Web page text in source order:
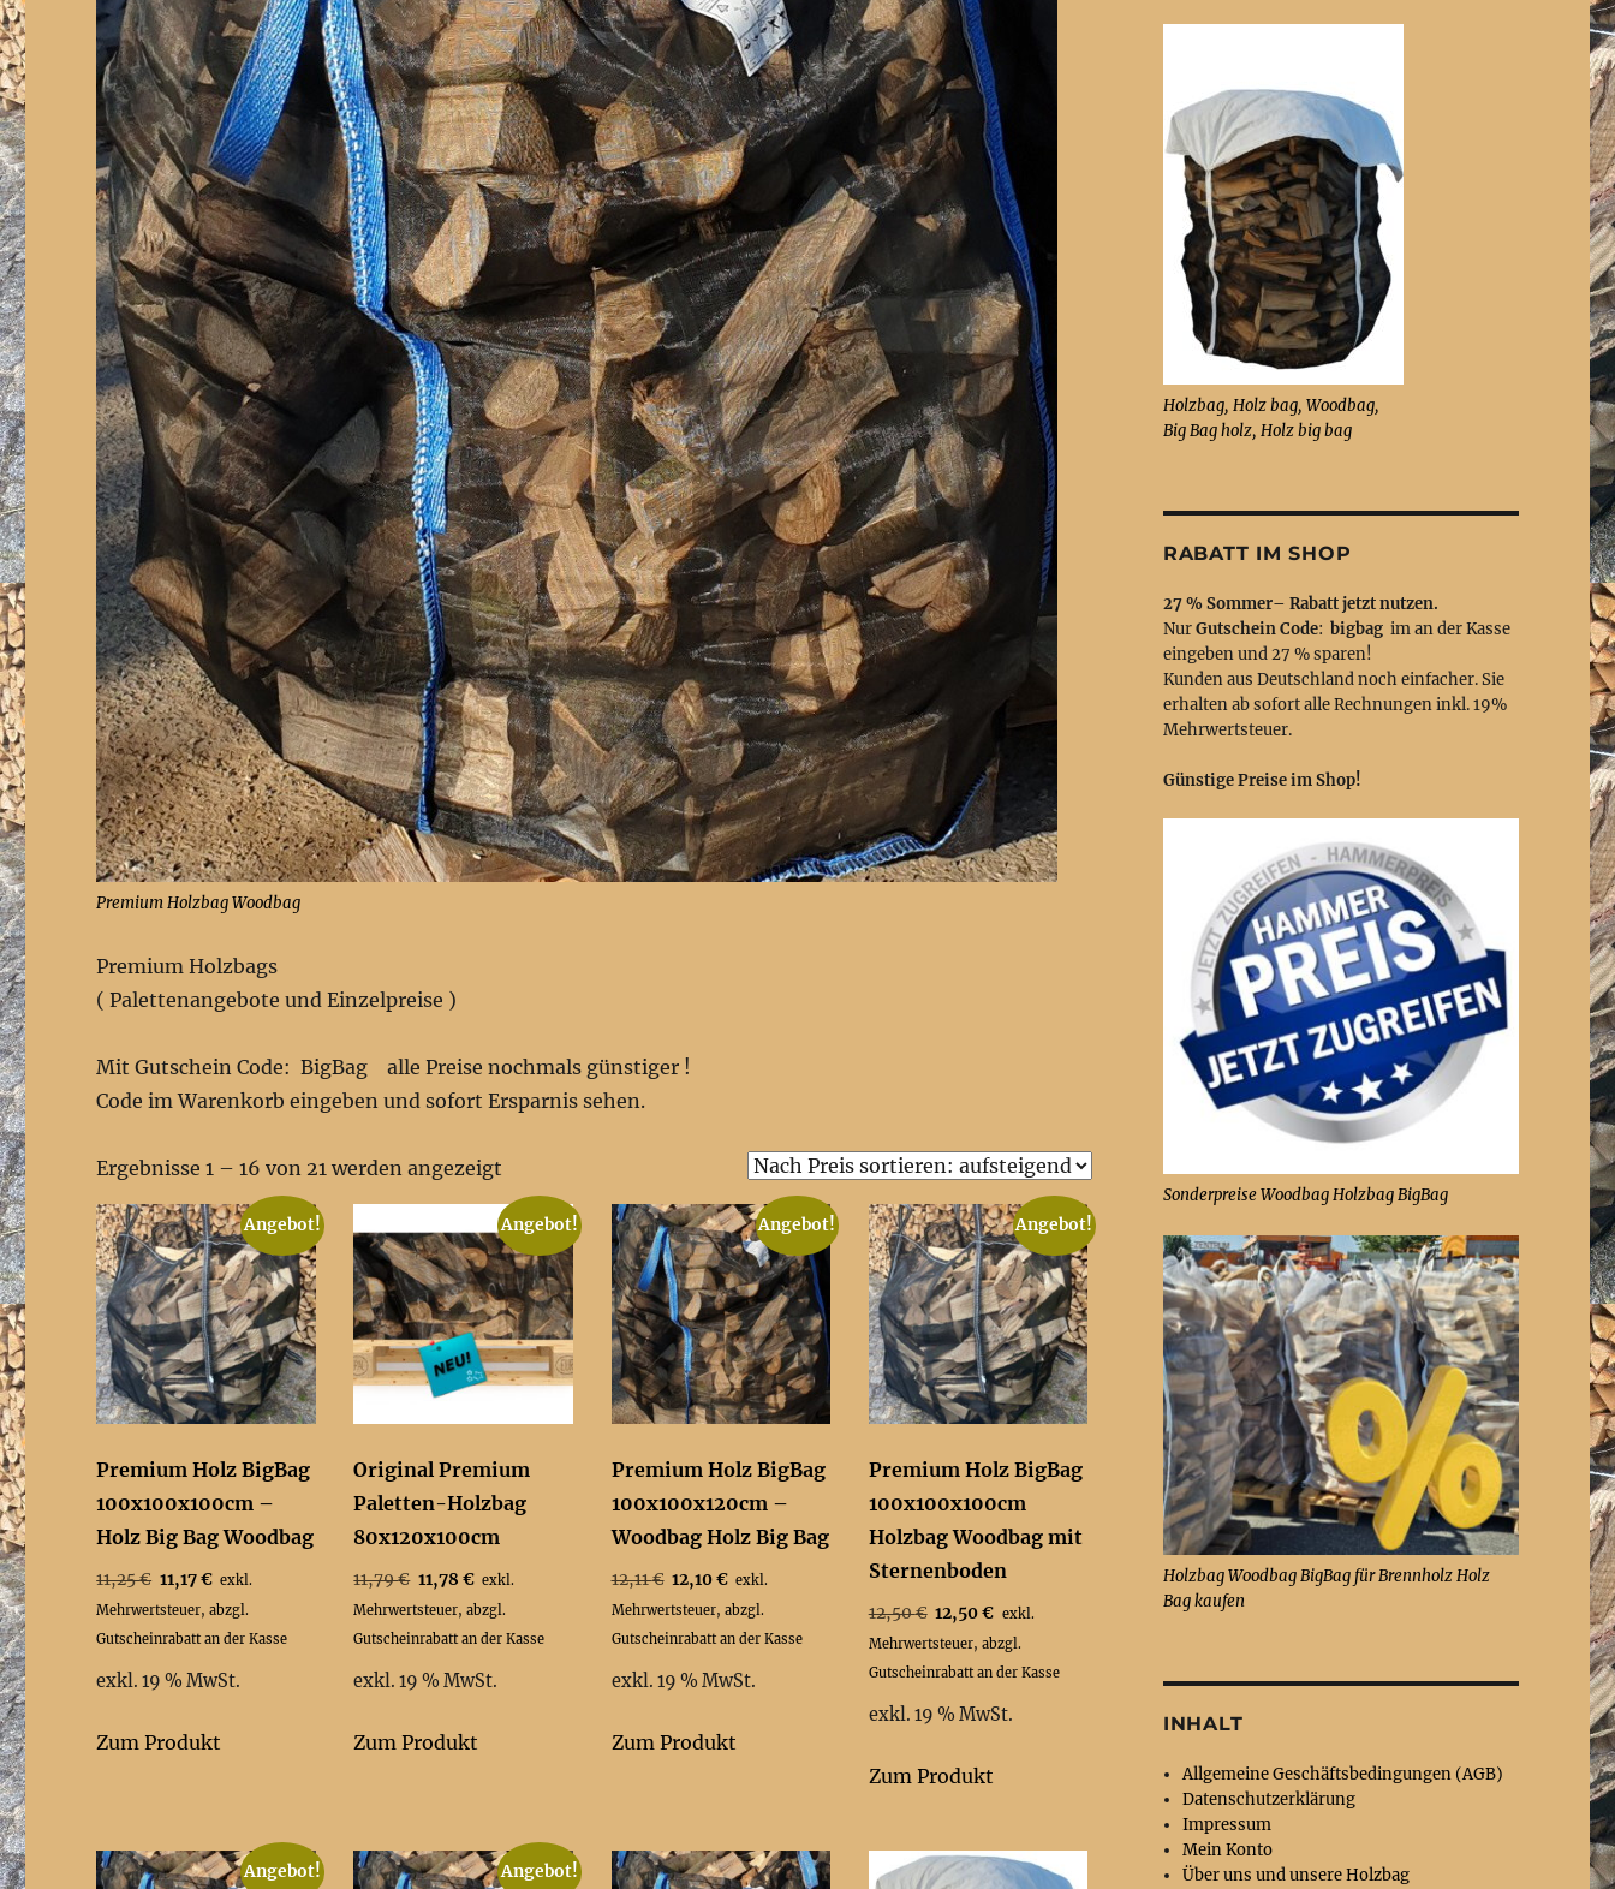
Premium Holzbag Woodbag
Premium Holzbags
( Palettenangebote und Einzelpreise )
Mit Gutschein Code: BigBag alle Preise nochmals günstiger !
Code im Warenkorb eingeben und sofort Ersparnis sehen.
Ergebnisse 1 – 16 von 21 werden angezeigt
Preis
sortiert:
aufsteigend
Angebot!
Premium Holz BigBag
100x100x100cm –
Holz Big Bag Woodbag
11,25€ Ursprünglicher
Preis
war:
11,17€ Aktueller
Preis
ist:
exkl.
Mehrwertsteuer, abzgl.
Gutscheinrabatt an der Kasse
exkl. 19 % MwSt.
Zum Produkt
Angebot!
Original Premium
Paletten-Holzbag
80x120x100cm
11,79€ Ursprünglicher
Preis
war:
11,78 € Aktueller
Preis
ist:
exkl.
Mehrwertsteuer, abzgl.
Gutscheinrabatt an der Kasse
exkl. 19 % MwSt.
Zum Produkt
Angebot!
Premium Holz BigBag
100x100x120cm –
Woodbag Holz Big Bag
12,11€ Ursprünglicher
Preis
war:
12,10€ Aktueller
Preis
ist:
exkl.
Mehrwertsteuer, abzgl.
Gutscheinrabatt an der Kasse
exkl. 19 % MwSt.
Zum Produkt
Angebot!
Premium Holz BigBag
100x100x100cm
Holzbag Woodbag mit
Sternenboden
12,50€ Ursprünglicher
Preis
war:
12,50€ Aktueller
Preis
ist:
exkl.
Mehrwertsteuer, abzgl.
Gutscheinrabatt an der Kasse
exkl. 19 % MwSt.
Zum Produkt
Angebot! Angebot!
Holzbag, Holz bag, Woodbag,
Big Bag holz, Holz big bag
RABATT IM SHOP
27 % Sommer– Rabatt jetzt nutzen.
NurGutschein Code: bigbag im an der Kasse
eingeben und 27 % sparen!
Kunden aus Deutschland noch einfacher. Sie
erhalten ab sofort alle Rechnungen inkl. 19%
Mehrwertsteuer.
Günstige Preise im Shop!
Sonderpreise Woodbag Holzbag BigBag
Holzbag Woodbag BigBag für Brennholz Holz
Bag kaufen
INHALT
Allgemeine Geschäftsbedingungen (AGB)
Datenschutzerklärung
Impressum
Mein Konto
Über uns und unsere Holzbag